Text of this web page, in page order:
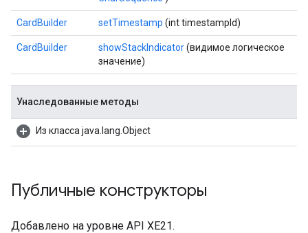
CardBuilder setTimestamp (int timestampId)
CardBuilder showStackIndicator(видимое логическое
значение)
Унаследованные методы
Из класса java.lang.Object
Публичные конструкторы
Добавлено на уровне API XE21.